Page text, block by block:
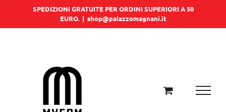
SPEDIZIONI GRATUITE PER ORDINI SUPERIORI A 50
EURO. | shop@palazzomagnani.it